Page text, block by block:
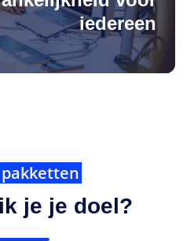
iedereen
je je doel?